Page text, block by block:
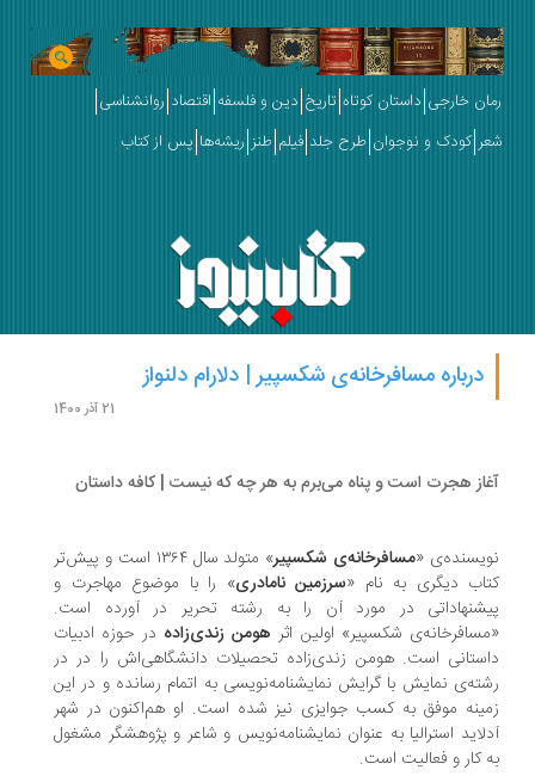
خارجی داستان کوتاه تاریخ دین و فلسفه اقتصاد روانشناسی
کودک و نوجوان طرح جلد فیلم طنز ریشه‌ها پس از کتاب
درباره مسافرخانه‌ی شکسپیر | دلارام دلنواز
هجرت است و پناه می‌برم به هر چه که نیست | کافه داستان
«مسافرخانه‌ی شکسپیر
» متولد سال ۱۳۶۴ است و پیش‌تر
دیگری به نام « سرزمین نامادری» را با موضوع مهاجرت و
در مورد آن را به رشته تحریر در آورده است.
شکسپیر» اولین اثرهومن زندی‌زادهدر حوزه ادبیات
است. هومن زندی‌زاده تحصیلات دانشگاهی‌اش را در در
نمایش با گرایش نمایشنامه‌نویسی به اتمام رسانده و در این
موفق به کسب جوایزی نیز شده است. او هم‌اکنون در شهر
استرالیا به عنوان نمایشنامه‌نویس و شاعر و پژوهشگر مشغول
کار و فعالیت است.